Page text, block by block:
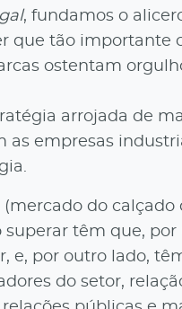
, fundamos o
que tão importante
ostentam
arrojada de
empresas
do calçado
têm que,
e, por outro lado,
do setor,